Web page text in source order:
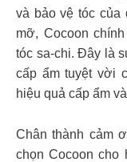
và bảo vệ tóc của
mỡ, Cocoon
tóc sa-chi. Đây là
cấp ẩm tuyệt vời
hiệu quả cấp ẩm
Chân thành cảm
chọn Cocoon cho